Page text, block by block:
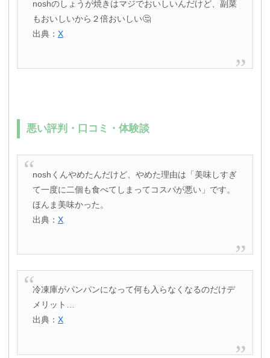
noshのしょうが焼きはマジでおいしいんだけど、副菜
もおいしいから２倍おいしい🤔
出典： X
悪い評判・口コミ・体験談
noshくんやめたんだけど、やめた理由は「美味しすぎ
て一度に二個も食べてしまってコスパが悪い」です。
ほんま美味かった。
出典： X
冷凍庫がパンパンになって何も入らなくなるのだけデ
メリット…
出典： X